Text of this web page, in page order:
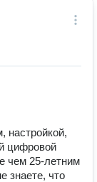
настройкой,
цифровой
чем 25-летним
знаете, что